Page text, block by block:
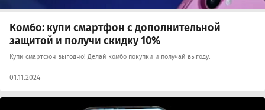
Комбо: купи смартфон с дополнительной
защитой и получи скидку 10%
Купи смартфон выгодно! Делай комбо покупки и получай выгоду.
01.11.2024